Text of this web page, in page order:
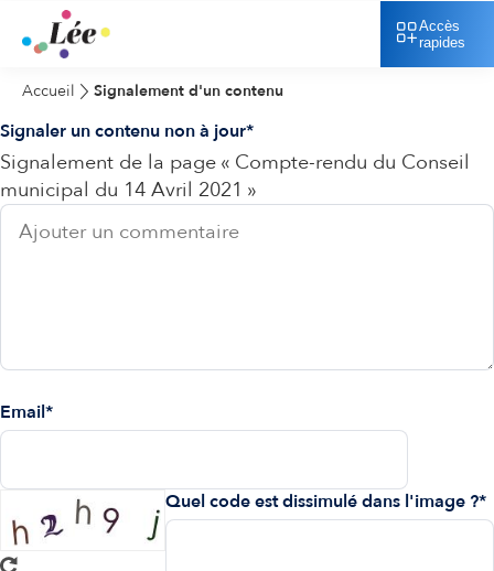
Accès
rapides
Accueil Signalement d'un contenu
Signaler un contenu non à jour
Signalement de la page « Compte-rendu du Conseil
municipal du 14 Avril 2021 »
Email
Quel code est dissimulé dans l'image ?